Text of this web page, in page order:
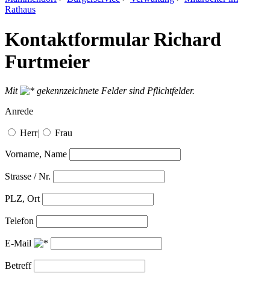
Rathaus
Kontaktformular Richard
Furtmeier
Mit
gekennzeichnete Felder sind Pflichtfelder.
Anrede
Herr| Frau
Vorname, Name
Strasse / Nr.
PLZ, Ort
Telefon
E-Mail
Betreff